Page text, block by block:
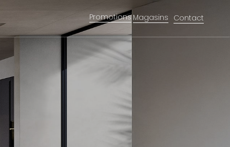
Contact
Magasins
Promotions